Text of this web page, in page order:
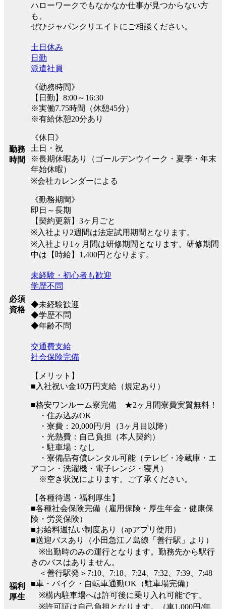
ハローワークでもなかなか仕事が見つからない方
も、
ぜひジャパンクリエイトにご相談ください。
勤務
時間
土日休み
日勤
派遣社員
《勤務時間》
【日勤】8:00～16:30
※実働7.75時間（休憩45分）
※有給休憩20分あり
《休日》
土日・祝
※長期休暇あり（ゴールデンウイーク・夏季・年末
年始休暇）
※会社カレンダーによる
《勤務期間》
即日～長期
【契約更新】3ヶ月ごと
※入社より2週間は法定試用期間となります。
※入社より1ヶ月間は研修期間となります。研修期間
中は【時給】1,400円となります。
必須
資格
未経験・初心者も歓迎
学歴不問
◆未経験歓迎
◆学歴不問
◆年齢不問
福利
厚生
交通費支給
社会保険完備
【メリット】
■入社祝い金10万円支給（規定あり）
■格安ワンルーム寮完備 ★2ヶ月間寮費実質無料！
・住み込みOK
・寮費：20,000円/月（3ヶ月目以降）
・光熱費：自己負担（本人契約）
・駐車場：なし
・寮備品有償レンタル可能（テレビ・冷蔵庫・エ
アコン・洗濯機・電子レンジ・寝具）
※空き状況によります。ご了承ください。
【各種待遇・福利厚生】
■各種社会保険完備（雇用保険・厚生年金・健康保
険・労災保険）
■お給料週払い制度あり（apアプリ使用）
■送迎バスあり（小田急江ノ島線「善行駅」より）
※出勤時のみの運行となります。勤務先から駅行
きのバスはありません。
＜善行駅発＞7:10、7:18、7:24、7:32、7:39、7:48
■車・バイク・自転車通勤OK（駐車場完備）
※構内駐車場へは許可後に乗り入れ可能です。
※許可証は自己負担となります。（車1,000円/年、